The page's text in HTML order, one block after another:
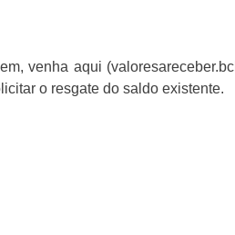
venha aqui
o resgate do saldo existente.